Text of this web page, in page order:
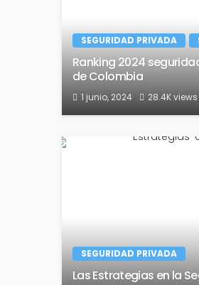
SEGURIDAD PRIVADA
Ranking 2024
de Colombia
1 junio, 2024 28.4K views
SEGURIDAD PRIVADA
Las Estrategias en la